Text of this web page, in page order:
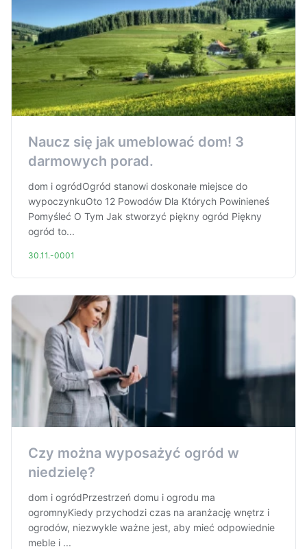
Naucz się jak umeblować dom! 3
darmowych porad.
dom i ogródOgród stanowi doskonałe miejsce do
wypoczynkuOto 12 Powodów Dla Których Powinieneś
Pomyśleć O Tym Jak stworzyć piękny ogród Piękny
ogród to...
30.11.-0001
Czy można wyposażyć ogród w
niedzielę?
dom i ogródPrzestrzeń domu i ogrodu ma
ogromnyKiedy przychodzi czas na aranżację wnętrz i
ogrodów, niezwykle ważne jest, aby mieć odpowiednie
meble i ...